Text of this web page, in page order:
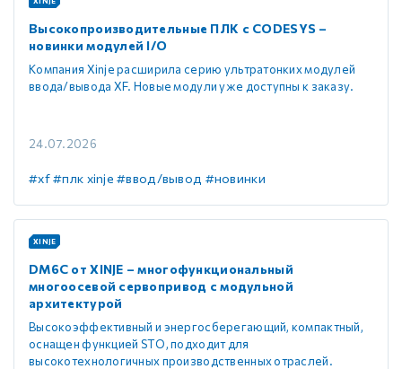
Высокопроизводительные ПЛК с CODESYS –
новинки модулей I/O
Компания Xinje расширила серию ультратонких модулей
ввода/вывода XF. Новые модули уже доступны к заказу.
24.07.2026
#xf#плк xinje #ввод/вывод #новинки
XINJE
DM6C от XINJE – многофункциональный
многоосевой сервопривод с модульной
архитектурой
Высокоэффективный и энергосберегающий, компактный,
оснащен функцией STO, подходит для
высокотехнологичных производственных отраслей.